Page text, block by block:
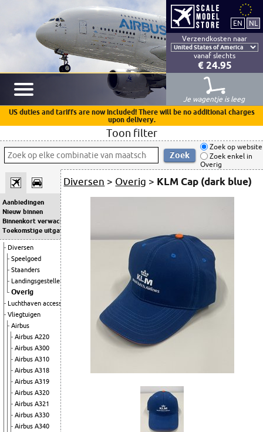
Verzendkosten naar
vanaf slechts
€ 24.95
Je wagentje is leeg
US duties and tariffs are now included! There will be no additional charges
upon delivery.
Toon filter
Zoek op website
Zoek enkel in
Overig
Aanbiedingen
Nieuw binnen
Binnenkort verwacht
Toekomstige uitgaven
Diversen
Speelgoed
Staanders
Landingsgestellen
Overig
Luchthaven accessoires
Vliegtuigen
Airbus
Airbus A220
Airbus A300
Airbus A310
Airbus A318
Airbus A319
Airbus A320
Airbus A321
Airbus A330
Airbus A340
Diversen > Overig > KLM Cap (dark blue)